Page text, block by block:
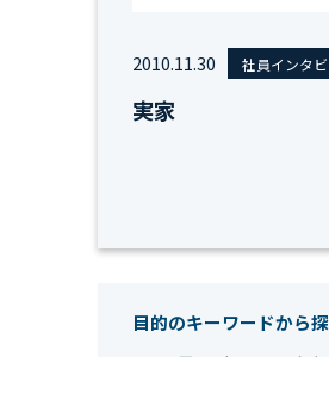
2010.11.30 社員インタ
実家
目的のキーワードから
#IT業界
#経理 #試験